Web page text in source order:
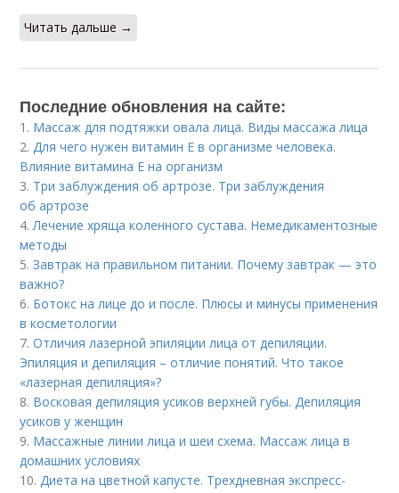
Читать дальше →
Последние обновления на сайте:
1. Массаж для подтяжки овала лица. Виды массажа лица
2.Для чего нужен витамин Е в организме человека.
Влияние витамина E на организм
3. Три заблуждения об артрозе. Три заблуждения
об артрозе
4.Лечение хряща коленного сустава. Немедикаментозные
методы
5.Завтрак на правильном питании. Почему завтрак — это
важно?
6. Ботокс на лице до и после. Плюсы и минусы применения
в косметологии
7.Отличия лазерной эпиляции лица от депиляции.
Эпиляция и депиляция – отличие понятий. Что такое
«лазерная депиляция»?
8. Восковая депиляция усиков верхней губы. Депиляция
усиков у женщин
9. Массажные линии лица и шеи схема. Массаж лица в
домашних условиях
10.Диета на цветной капусте. Трехдневная экспресс-